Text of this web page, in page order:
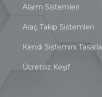
Alarm Sistemleri
Araç Takip Sistemleri
Kendi Sistemini Tasarla
Ücretsiz Keşif